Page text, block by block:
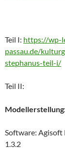
Teil I: https://wp-
passau.de/
stephanus-teil-i/
Teil II:
Software: Agisoft
1.3.2